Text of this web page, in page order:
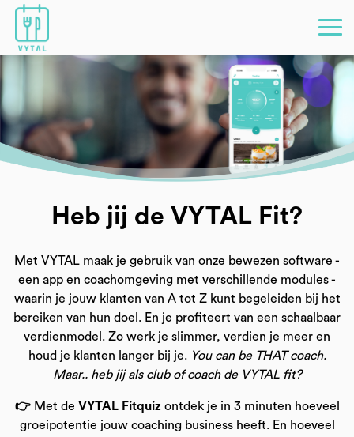
Heb jij de VYTAL Fit?
Met VYTAL maak je gebruik van onze bewezen software -
een app en coachomgeving met verschillende modules -
waarin je jouw klanten van A tot Z kunt begeleiden bij het
bereiken van hun doel. En je profiteert van een schaalbaar
verdienmodel. Zo werk je slimmer, verdien je meer en
houd je klanten langer bij je. You can be THAT coach.
Maar.. heb jij als club of coach de VYTAL fit?
👉 Met de VYTAL Fitquiz ontdek je in 3 minuten hoeveel
groeipotentie jouw coaching business heeft. En hoeveel